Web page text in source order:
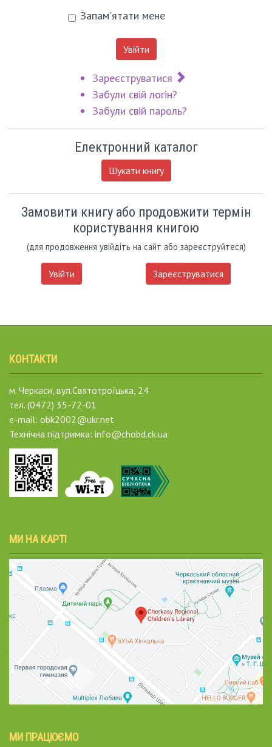
Запам'ятати мене
Увійти
Зареєструватися
Забули свій логін?
Забули свій пароль?
Електронний каталог
Шукати книгу
Замовити книгу або продовжити термін
користування книгою
(для продовження увійдіть на сайт або зареєструйтеся)
Увійти Зареєструватися
КОНТАКТИ
м. Черкаси, вул.Святотроїцька, 24
тел. (0472) 35-72-01
e-mail: obk2002@ukr.net
Технічна підтримка: info@chobd.ck.ua
МИ НА КАРТІ
МИ ПРАЦЮЄМО